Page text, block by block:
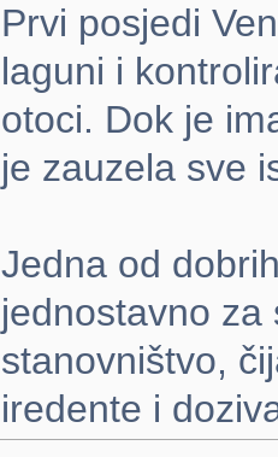
Prvi posjedi
laguni i
otoci. Dok je
je zauzela sve
Jedna od
jednostavno
stanovništvo,
iredente i